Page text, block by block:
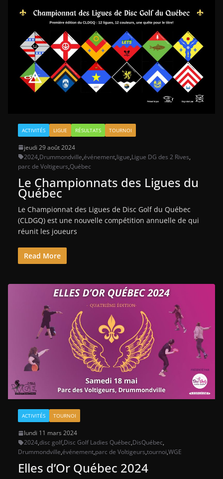
ACTIVITÉS LIGUE RÉSULTATS TOURNOI
jeudi 29 août 2024
2024,Drummondville,événement,ligue,Ligue DG des 2 Rives,
parc de Voltigeurs,Québec
Le Championnats des Ligues du
Québec
Le Championnat des Ligues de Disc Golf du Québec
(CLDGQ) est une nouvelle compétition annuelle de qui
réunit les joueurs
Read More
ACTIVITÉS TOURNOI
lundi 11 mars 2024
2024,disc golf,Disc Golf Ladies Québec,DisQuébec,
Drummondville,événement,parc de Voltigeurs,tournoi,WGE
Elles d’Or Québec 2024